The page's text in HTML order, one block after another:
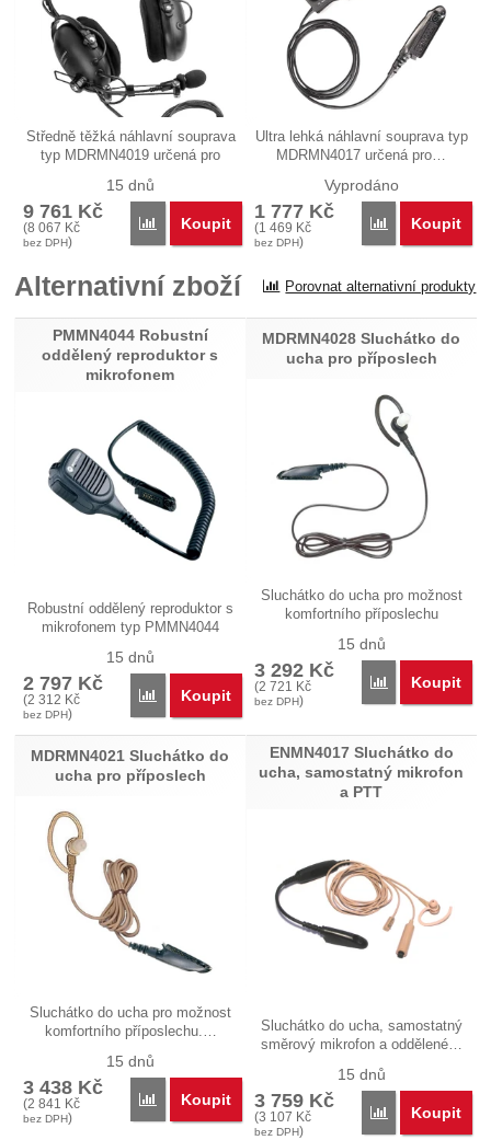
Středně těžká náhlavní souprava
typ MDRMN4019 určená pro
15 dnů
9 761 Kč
(8 067 Kč
bez DPH)
Porovnat
Koupit
Ultra lehká náhlavní souprava typ
MDRMN4017 určená pro…
Vyprodáno
1 777 Kč
(1 469 Kč
bez DPH)
Porovnat
Koupit
Alternativní zboží Porovnat alternativní produkty
PMMN4044 Robustní
oddělený reproduktor s
mikrofonem
Robustní oddělený reproduktor s
mikrofonem typ PMMN4044
15 dnů
2 797 Kč
(2 312 Kč
bez DPH)
Porovnat
Koupit
MDRMN4028 Sluchátko do
ucha pro příposlech
Sluchátko do ucha pro možnost
komfortního příposlechu
15 dnů
3 292 Kč
(2 721 Kč
bez DPH)
Porovnat
Koupit
MDRMN4021 Sluchátko do
ucha pro příposlech
Sluchátko do ucha pro možnost
komfortního příposlechu.…
15 dnů
3 438 Kč
(2 841 Kč
bez DPH)
Porovnat
Koupit
ENMN4017 Sluchátko do
ucha, samostatný mikrofon
a PTT
Sluchátko do ucha, samostatný
směrový mikrofon a oddělené…
15 dnů
3 759 Kč
(3 107 Kč
bez DPH)
Porovnat
Koupit